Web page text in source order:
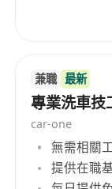
兼職 最新
專業洗車技
car-one
無需相關
提供在職